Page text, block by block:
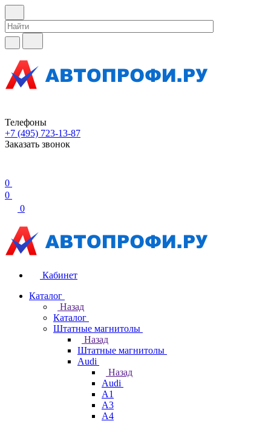
Телефоны
+7 (495) 723-13-87
Заказать звонок
0
0
0
Кабинет
Каталог
Назад
Каталог
Штатные магнитолы
Назад
Штатные магнитолы
Audi
Назад
Audi
A1
A3
A4